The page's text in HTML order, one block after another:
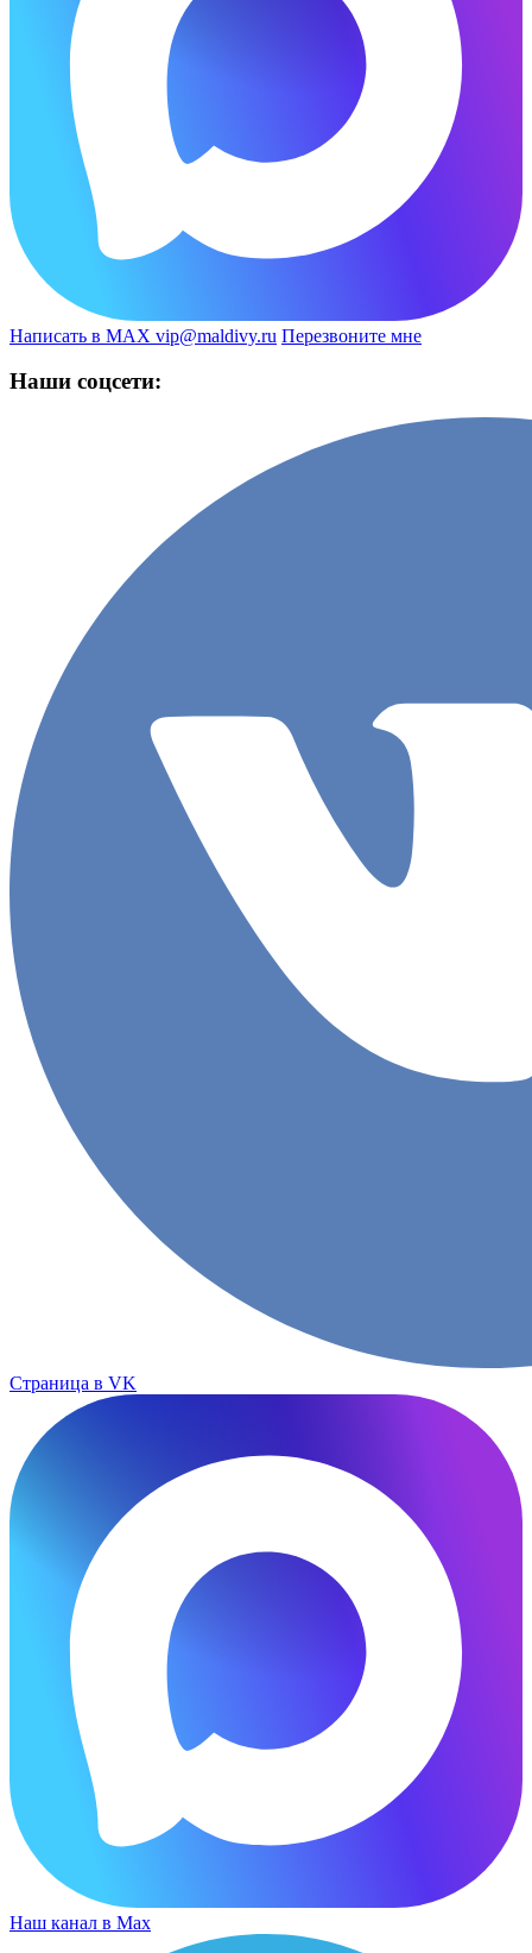
Написать в MAX vip@maldivy.ru Перезвоните мне
Наши соцсети:
Страница в VK
Наш канал в Max